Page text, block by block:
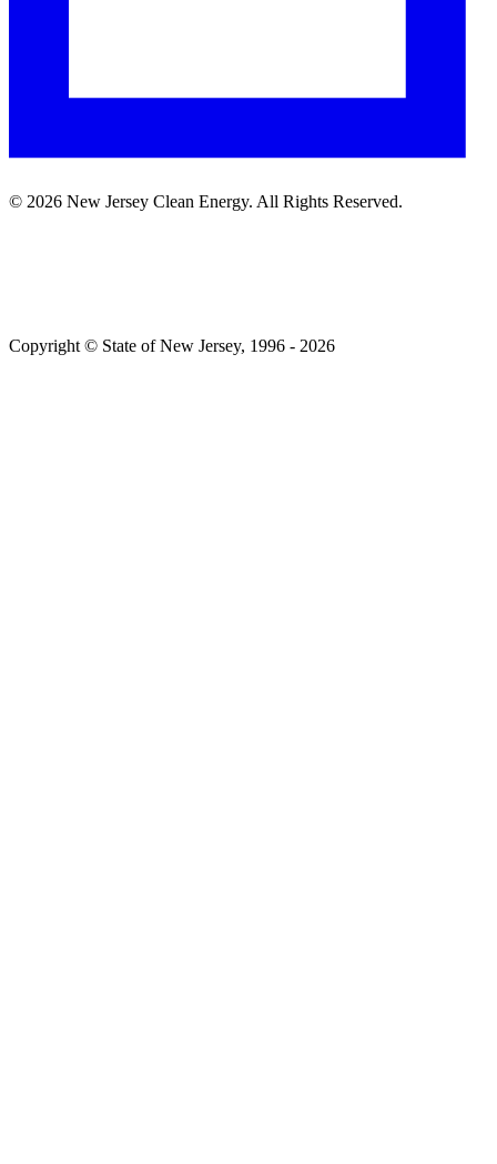
© 2026 New Jersey Clean Energy. All Rights Reserved.​​​​‌ ‍ ​‍​‍‌‍ ‌ ​‍‌‍‍‌‌‍‌ ‌‍‍‌‌‍ ‍​‍​‍​ ‍‍​‍​‍‌ ​ ‌‍​‌‌‍ ‍‌‍‍‌‌ ‌​‌ ‍‌​‍ ‍‌‍‍‌‌‍ ​‍​‍​‍ ​​‍​‍‌‍‍​‌ ​‍‌‍‌‌‌‍‌‍​‍​‍​ ‍‍​‍​‍‌‍‍​‌ ‌​‌ ‌​‌ ​​​ ‍‍​‍ ​‍ ‌‍ ​‌‍ ‌‍​ ‌‍​‌‌‍ ​‌‍‍​‌‍ ‌ ​ ‌ ‌​​ ‍‍​ ​ ​ ​ ​ ​ ​ ​ ​‍ ‌‍‍‌‌‍ ‍‌ ‌​‌‍‌‌‌‍ ‍‌ ‌​​‍ ‌‍‌‌‌‍‌​‌‍‍‌‌ ‌​​‍ ‌‍ ‌‌‍ ‌‍‌​‌‍‌‌​ ‌‌ ​​‌ ​‍‌‍‌‌‌ ​ ‌‍‌‌‌‍ ‍‌ ‌​‌‍​‌‌ ‌​‌‍‍‌‌‍ ‌‍ ‍​ ‍ ‌‍‍‌‌‍‌​​ ‌‌ ​ ‌‍‍‌‌ ‌​‌‍‌‌‌​‌‍‌‍ ‌‍ ‌ ‌​‌‍‌‌‌ ​‍​ ‍ ‌ ‌​‌ ‍‌‌ ​​‌‍‌‌​ ‌‌‍‌‍‌‍ ‌‍ ‌ ‌​‌‍‌‌‌ ​‍​ ‍ ‌ ​​‌‍​‌‌ ‌​‌‍‍​​ ‌‌‍ ​‌‍‌‌‌‍‌ ‌‍​‌‌‍ ​​‍ ‍‌ ‌​‌‍‌‌‌ ‍​‌ ‌​​ ‌‍​‍‌‍​‌‌ ​ ‌‍‌‌‌‌‌‌‌ ​‍‌‍ ​​ ‌‌‍‍​‌ ‌​‌ ‌​‌ ​​​‍‌‌​ ​ ‌​​‌​‍‌‌​ ​‍‌​‌‍​‍‌‌​ ​‍‌​‌‍‌‍ ​‌‍ ‌‍​ ‌‍​‌‌‍ ​‌‍‍​‌‍ ‌ ​ ‌ ‌​​‍‌‌​ ​ ‌​​‌​ ​ ​ ​ ​ ​ ​ ​ ​‍‌‍‌‍‍‌‌‍‌​​ ‌‌ ​ ‌‍‍‌‌ ‌​‌‍‌‌‌​‌‍‌‍ ‌‍ ‌ ‌​‌‍‌‌‌ ​‍​‍‌‍‌ ‌​‌ ‍‌‌ ​​‌‍‌‌​ ‌‌‍‌‍‌‍ ‌‍ ‌ ‌​‌‍‌‌‌ ​‍​‍‌‍‌ ​​‌‍​‌‌ ‌​‌‍‍​​ ‌‌‍ ​‌‍‌‌‌‍‌ ‌‍​‌‌‍ ​​‍ ‍‌ ‌​‌‍‌‌‌ ‍​‌ ‌​​‍‌‍‌ ​​‌‍‌‌‌ ​‍‌ ​ ‌ ​​‌‍‌‌‌‍​ ‌ ‌​‌‍‍‌‌ ‌‍‌‍‌‌​ ‌‌ ​​‌ ‌‌‌‍​‍‌‍ ​‌‍‍‌‌ ​ ‌‍‍​‌‍‌‌‌‍‌​​‍​‍‌ ‌
Copyright © State of New Jersey, 1996 -​​​​‌ ‍ ​‍​‍‌‍ ‌ ​‍‌‍‍‌‌‍‌ ‌‍‍‌‌‍ ‍​‍​‍​ ‍‍​‍​‍‌ ​ ‌‍​‌‌‍ ‍‌‍‍‌‌ ‌​‌ ‍‌​‍ ‍‌‍‍‌‌‍ ​‍​‍​‍ ​​‍​‍‌‍‍​‌ ​‍‌‍‌‌‌‍‌‍​‍​‍​ ‍‍​‍​‍‌‍‍​‌ ‌​‌ ‌​‌ ​​​ ‍‍​‍ ​‍ ‌‍ ​‌‍ ‌‍​ ‌‍​‌‌‍ ​‌‍‍​‌‍ ‌ ​ ‌ ‌​​ ‍‍​ ​ ​ ​ ​ ​ ​ ​ ​‍ ‌‍‍‌‌‍ ‍‌ ‌​‌‍‌‌‌‍ ‍‌ ‌​​‍ ‌‍‌‌‌‍‌​‌‍‍‌‌ ‌​​‍ ‌‍ ‌‌‍ ‌‍‌​‌‍‌‌​ ‌‌ ​​‌ ​‍‌‍‌‌‌ ​ ‌‍‌‌‌‍ ‍‌ ‌​‌‍​‌‌ ‌​‌‍‍‌‌‍ ‌‍ ‍​ ‍ ‌‍‍‌‌‍‌​​ ‌‌‍ ‍‌‍‍‍‌​‌ ‌‍ ‌ ‌‍‌​ ​‌‍​‌‌ ‍‌‌‍ ‌ ‌‌‌ ‌​​ ‍ ‌ ‌​‌ ‍‌‌ ​​‌‍‌‌​ ‌‌‍ ‍‌‍‍‍‌‍ ​‌‍​‌‌ ‍‌‌‍ ‌ ‌‌‌ ‌​​ ‍ ‌ ​​‌‍​‌‌ ‌​‌‍‍​​ ‌‌‍‌‍‌‍ ‌‍ ‌ ‌​‌‍‌‌‌ ​‍​‍ ‍‌‍ ​‌‍‌‌‌‍‌ ‌‍​‌‌‍ ​​ ‌‍​‍‌‍​‌‌ ​ ‌‍‌‌‌‌‌‌‌ ​‍‌‍ ​​ ‌‌‍‍​‌ ‌​‌ ‌​‌ ​​​‍‌‌​ ​ ‌​​‌​‍‌‌​ ​‍‌​‌‍​‍‌‌​ ​‍‌​‌‍‌‍ ​‌‍ ‌‍​ ‌‍​‌‌‍ ​‌‍‍​‌‍ ‌ ​ ‌ ‌​​‍‌‌​ ​ ‌​​‌​ ​ ​ ​ ​ ​ ​ ​ ​‍‌‍‌‍‍‌‌‍‌​​ ‌‌‍ ‍‌‍‍‍‌​‌ ‌‍ ‌ ‌‍‌​ ​‌‍​‌‌ ‍‌‌‍ ‌ ‌‌‌ ‌​​‍‌‍‌ ‌​‌ ‍‌‌ ​​‌‍‌‌​ ‌‌‍ ‍‌‍‍‍‌‍ ​‌‍​‌‌ ‍‌‌‍ ‌ ‌‌‌ ‌​​‍‌‍‌ ​​‌‍​‌‌ ‌​‌‍‍​​ ‌‌‍‌‍‌‍ ‌‍ ‌ ‌​‌‍‌‌‌ ​‍​‍ ‍‌‍ ​‌‍‌‌‌‍‌ ‌‍​‌‌‍ ​​‍‌‍‌ ​​‌‍‌‌‌ ​‍‌ ​ ‌ ​​‌‍‌‌‌‍​ ‌ ‌​‌‍‍‌‌ ‌‍‌‍‌‌​ ‌‌ ​​‌ ‌‌‌‍​‍‌‍ ​‌‍‍‌‌ ​ ‌‍‍​‌‍‌‌‌‍‌​​‍​‍‌ ‌ 2026